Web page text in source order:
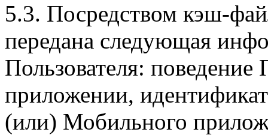
5.3. Посредством кэш-
передана следующая
Пользователя:
приложении,
(или) Мобильного